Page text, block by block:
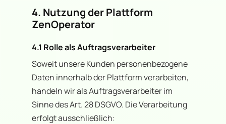
4. Nutzung der Plattform
ZenOperator
4.1 Rolle als Auftragsverarbeiter
Soweit unsere Kunden personenbezogene
Daten innerhalb der Plattform verarbeiten,
handeln wir als Auftragsverarbeiter im
Sinne des Art. 28 DSGVO. Die Verarbeitung
erfolgt ausschließlich: